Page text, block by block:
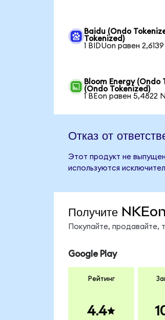
Baidu (Ondo
Tokenized)
1 BIDUon равен
Bloom Energy (Ondo
(Ondo Tokenized)
1 BEon равен 5,4822
Отказ от
Этот продукт не
используются
Получите
Покупайте, продавайте,
Google Play
Рейтинг
4.4